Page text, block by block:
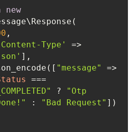
new
Type'
json_encode([
"message"
?
"Otp
: "Bad Request"